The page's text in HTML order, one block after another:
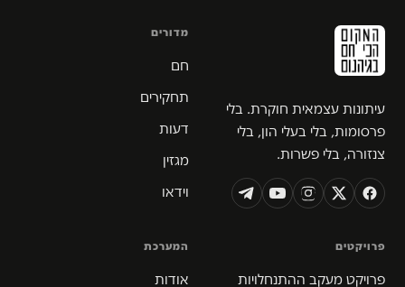
עיתונות עצמאית חוקרת. בלי
פרסומות, בלי בעלי הון, בלי
צנזורה, בלי פשרות.
מדורים
חם
תחקירים
דעות
מגזין
וידאו
פרויקטים
פרויקט מעקב ההתנחלויות
המערכת
אודות